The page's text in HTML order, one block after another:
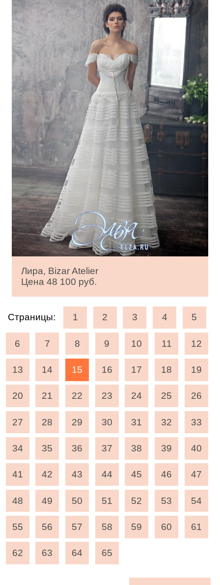
Лира, Bizar Atelier
Цена 48 100 руб.
Страницы: 1 2 3 4 5
6 7 8 9 10 11 12
13 14 15 16 17 18 19
20 21 22 23 24 25 26
27 28 29 30 31 32 33
34 35 36 37 38 39 40
41 42 43 44 45 46 47
48 49 50 51 52 53 54
55 56 57 58 59 60 61
62 63 64 65